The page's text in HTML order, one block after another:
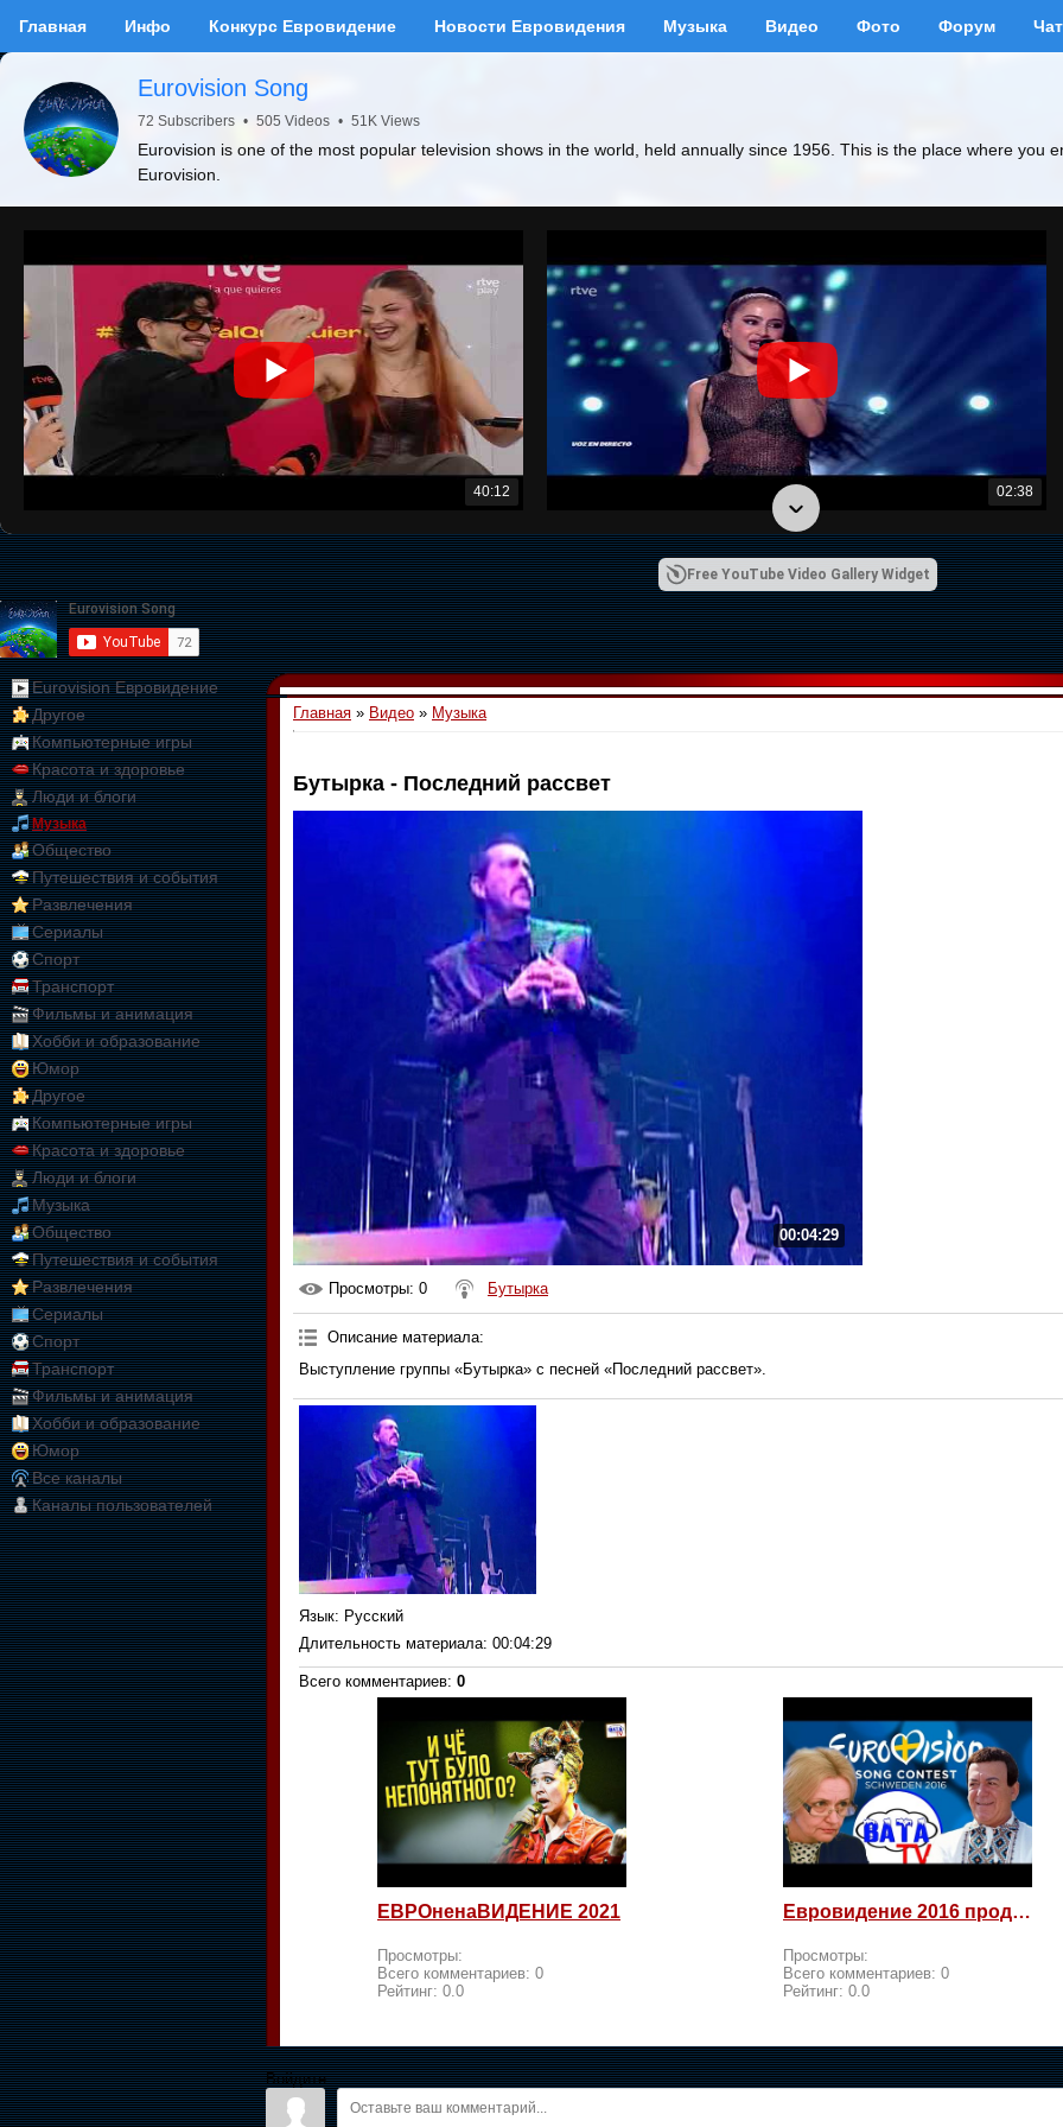
Главная Инфо Конкурс Евровидение Новости Евровидения Музыка Видео Фото Форум Чат
Eurovision Song
72 Subscribers • 505 Videos • 51K Views
Eurovision is one of the most popular television shows in the world, held annually since 1956. This is the place where you
Eurovision.
40:12 02:38
Free YouTube Video Gallery Widget
Eurovision Евровидение
Другое
Компьютерные игры
Красота и здоровье
Люди и блоги
Музыка
Общество
Путешествия и события
Развлечения
Сериалы
Спорт
Транспорт
Фильмы и анимация
Хобби и образование
Юмор
Другое
Компьютерные игры
Красота и здоровье
Люди и блоги
Музыка
Общество
Путешествия и события
Развлечения
Сериалы
Спорт
Транспорт
Фильмы и анимация
Хобби и образование
Юмор
Все каналы
Каналы пользователей
Главная » Видео » Музыка
Бутырка - Последний рассвет
00:04:29
Просмотры: 0 Бутырка
Описание материала:
Выступление группы «Бутырка» с песней «Последний рассвет».
Язык: Русский
Длительность материала: 00:04:29
Всего комментариев: 0
ЕВРОненаВИДЕНИЕ 2021
Просмотры:
Всего комментариев: 0
Рейтинг: 0.0
Евровидение 2016 продолжается! Россия возмущается и посылает
Просмотры:
Всего комментариев: 0
Рейтинг: 0.0
Войдите: